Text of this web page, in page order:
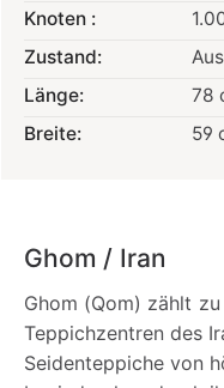
Knoten :
Zustand:
Länge:
78
Breite:
59
Ghom / Iran
Ghom (Qom) zählt
Teppichzentren des
Seidenteppiche von